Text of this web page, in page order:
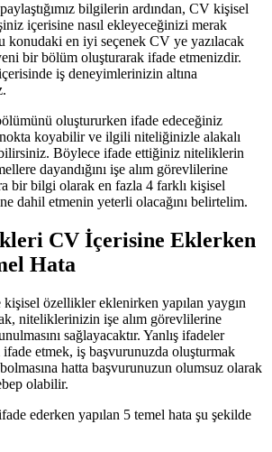
bilgilerin ardından, CV kişisel
içerisine nasıl ekleyeceğinizi merak
en iyi seçenek CV ye yazılacak
bir bölüm oluşturarak ifade etmenizdir.
iş deneyimlerinizin altına
oluştururken ifade edeceğiniz
koyabilir ve ilgili niteliğinizle alakalı
Böylece ifade ettiğiniz niteliklerin
dayandığını işe alım görevlilerine
bir bilgi olarak en fazla 4 farklı kişisel
dahil etmenin yeterli olacağını belirtelim.
CV İçerisine Eklerken
Hata
kişisel özellikler eklenirken yapılan yaygın
niteliklerinizin işe alım görevlilerine
sağlayacaktır. Yanlış ifadeler
etmek, iş başvurunuzda oluşturmak
hatta başvurunuzun olumsuz olarak
olabilir.
ederken yapılan 5 temel hata şu şekilde